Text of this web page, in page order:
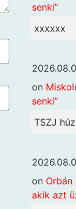
senki”
xxxxxx
on
senki”
TSZJ
on
akik azt